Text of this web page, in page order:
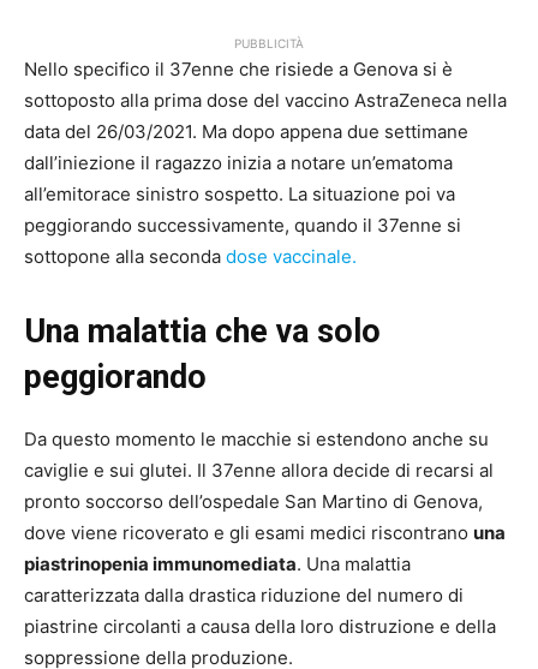
PUBBLICITÀ
Nello specifico il 37enne che risiede a Genova si è
sottoposto alla prima dose del vaccino AstraZeneca nella
data del 26/03/2021. Ma dopo appena due settimane
dall’iniezione il ragazzo inizia a notare un’ematoma
all’emitorace sinistro sospetto. La situazione poi va
peggiorando successivamente, quando il 37enne si
sottopone alla seconda dose vaccinale.
Una malattia che va solo
peggiorando
Da questo momento le macchie si estendono anche su
caviglie e sui glutei. Il 37enne allora decide di recarsi al
pronto soccorso dell’ospedale San Martino di Genova,
dove viene ricoverato e gli esami medici riscontrano una
piastrinopenia immunomediata. Una malattia
caratterizzata dalla drastica riduzione del numero di
piastrine circolanti a causa della loro distruzione e della
soppressione della produzione.